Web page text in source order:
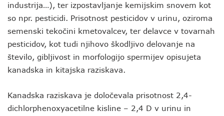
industrija…), ter izpostavljanje kemijskim snovem kot
so npr. pesticidi. Prisotnost pesticidov v urinu, oziroma
semenski tekočini kmetovalcev, ter delavce v tovarnah
pesticidov, kot tudi njihovo škodljivo delovanje na
število, gibljivost in morfologijo spermijev opisujeta
kanadska in kitajska raziskava.
Kanadska raziskava je določevala prisotnost 2,4-
dichlorphenoxyacetilne kisline – 2,4 D v urinu in